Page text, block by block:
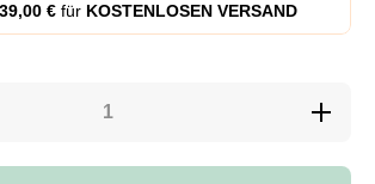
39,00 €für KOSTENLOSEN VERSAND
Erhöhe